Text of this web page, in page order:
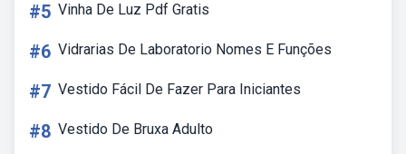
#5 Vinha De Luz Pdf Gratis
#6 Vidrarias De Laboratorio Nomes E Funções
#7 Vestido Fácil De Fazer Para Iniciantes
#8 Vestido De Bruxa Adulto